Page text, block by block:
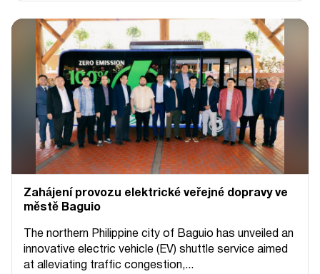
Zahájení provozu elektrické veřejné dopravy ve
městě Baguio
The northern Philippine city of Baguio has unveiled an
innovative electric vehicle (EV) shuttle service aimed
at alleviating traffic congestion,...